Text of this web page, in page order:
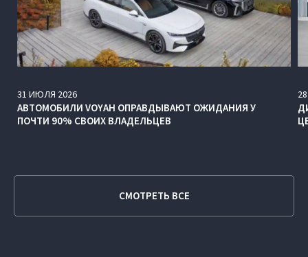
31 ИЮЛЯ 2026
АВТОМОБИЛИ VOYAH ОПРАВДЫВАЮТ ОЖИДАНИЯ У
ПОЧТИ 90% СВОИХ ВЛАДЕЛЬЦЕВ
28
СМОТРЕТЬ ВСЕ